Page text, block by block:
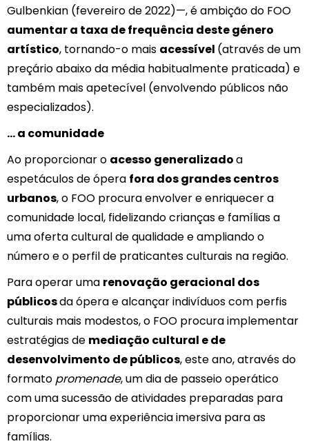
Gulbenkian (fevereiro de 2022)—, é ambição do FOO
aumentar a taxa de frequência deste género
artístico, tornando-o mais acessível (através de um
preçário abaixo da média habitualmente praticada) e
também mais apetecível (envolvendo públicos não
especializados).
… a comunidade
Ao proporcionar o acesso generalizadoa
espetáculos de ópera fora dos grandes centros
urbanos, o FOO procura envolver e enriquecer a
comunidade local, fidelizando crianças e famílias a
uma oferta cultural de qualidade e ampliando o
número e o perfil de praticantes culturais na região.
Para operar uma renovação geracional dos
públicosda ópera e alcançar indivíduos com perfis
culturais mais modestos, o FOO procura implementar
estratégias de mediação cultural e de
desenvolvimento de públicos, este ano, através do
formato promenade, um dia de passeio operático
com uma sucessão de atividades preparadas para
proporcionar uma experiência imersiva para as
famílias.